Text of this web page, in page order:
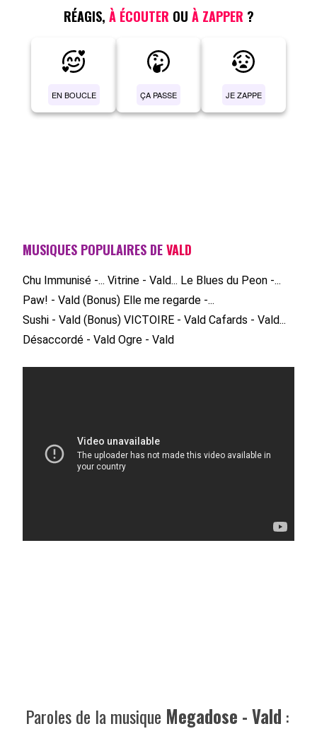
RÉAGIS, À ÉCOUTER OU À ZAPPER ?
EN BOUCLE ÇA PASSE JE ZAPPE
MUSIQUES POPULAIRES DEVALD
Chu Immunisé -... Vitrine - Vald... Le Blues du Peon -...
Paw! - Vald (Bonus) Elle me regarde -...
Sushi - Vald (Bonus) VICTOIRE - Vald Cafards - Vald...
Désaccordé - Vald Ogre - Vald
Paroles de la musique Megadose - Vald :